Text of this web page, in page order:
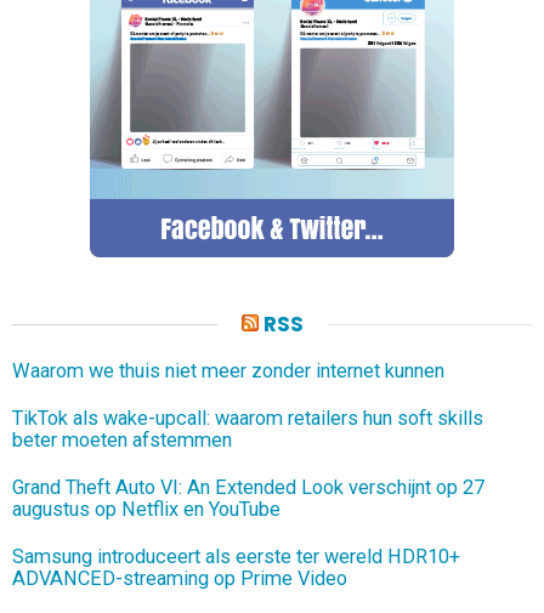
RSS
Waarom we thuis niet meer zonder internet kunnen
TikTok als wake-upcall: waarom retailers hun soft skills
beter moeten afstemmen
Grand Theft Auto VI: An Extended Look verschijnt op 27
augustus op Netflix en YouTube
Samsung introduceert als eerste ter wereld HDR10+
ADVANCED-streaming op Prime Video